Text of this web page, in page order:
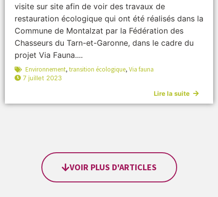
visite sur site afin de voir des travaux de
restauration écologique qui ont été réalisés dans la
Commune de Montalzat par la Fédération des
Chasseurs du Tarn-et-Garonne, dans le cadre du
projet Via Fauna....
Environnement, transition écologique, Via fauna
7 juillet 2023
Lire la suite
VOIR PLUS D'ARTICLES